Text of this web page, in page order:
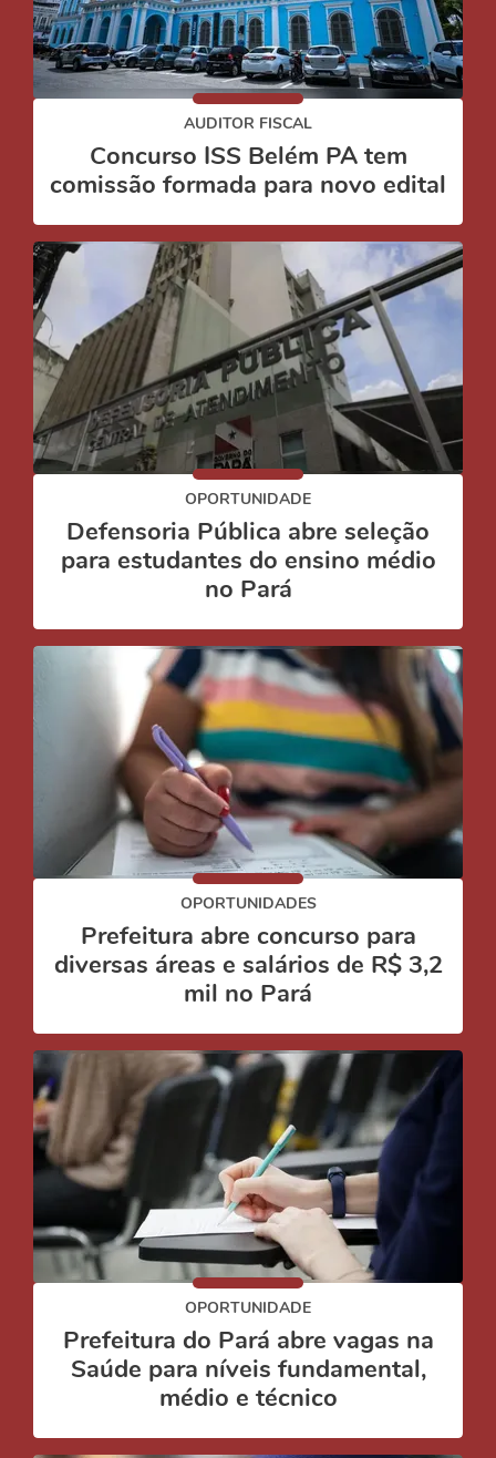
AUDITOR FISCAL
Concurso ISS Belém PA tem
comissão formada para novo edital
OPORTUNIDADE
Defensoria Pública abre seleção
para estudantes do ensino médio
no Pará
OPORTUNIDADES
Prefeitura abre concurso para
diversas áreas e salários de R$ 3,2
mil no Pará
OPORTUNIDADE
Prefeitura do Pará abre vagas na
Saúde para níveis fundamental,
médio e técnico